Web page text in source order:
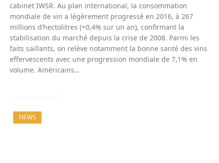
cabinet IWSR. Au plan international, la consommation
mondiale de vin a légèrement progressé en 2016, à 267
millions d’hectolitres (+0,4% sur un an), confirmant la
stabilisation du marché depuis la crise de 2008. Parmi les
faits saillants, on relève notamment la bonne santé des vins
effervescents avec une progression mondiale de 7,1% en
volume. Américains…
NEWS